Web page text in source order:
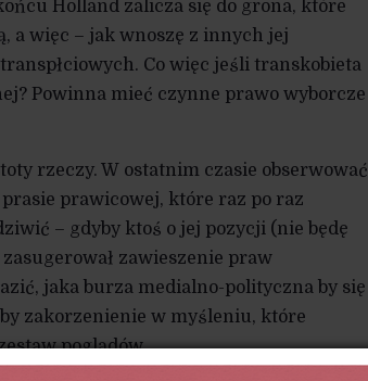
Holland zalicza się do grona, które
a więc – jak wnoszę z innych jej
Co więc jeśli transkobieta
Powinna mieć czynne prawo wyborcze
rzeczy. W ostatnim czasie obserwować
prawicowej, które raz po raz
– gdyby ktoś o jej pozycji (nie będę
zawieszenie praw
jaka burza medialno-polityczna by się
zakorzenienie w myśleniu, które
poglądów.